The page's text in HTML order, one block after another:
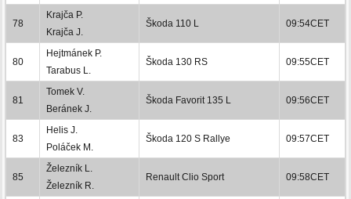
78
Krajča P.
Krajča J.
Škoda 110 L 09:54CET
80
Hejtmánek P.
Tarabus L.
Škoda 130 RS 09:55CET
81
Tomek V.
Beránek J.
Škoda Favorit 135 L 09:56CET
83
Helis J.
Poláček M.
Škoda 120 S Rallye 09:57CET
85
Železník L.
Železník R.
Renault Clio Sport 09:58CET